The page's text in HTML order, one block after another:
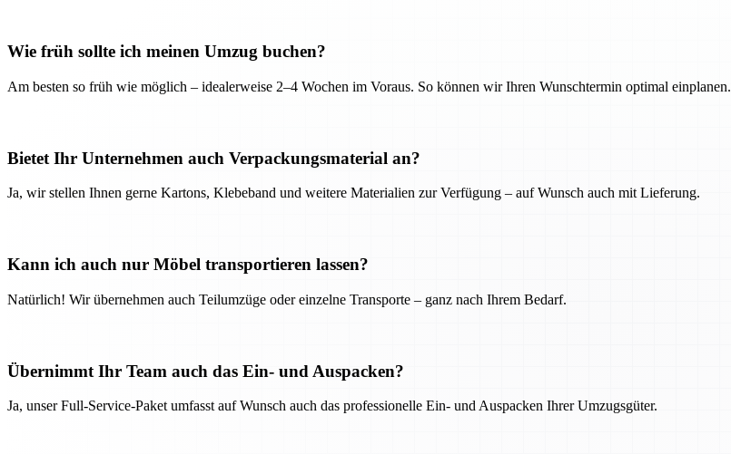
Wie früh sollte ich meinen Umzug buchen?
Am besten so früh wie möglich – idealerweise 2–4 Wochen im Voraus. So können wir Ihren Wunschtermin optimal einplanen.
Bietet Ihr Unternehmen auch Verpackungsmaterial an?
Ja, wir stellen Ihnen gerne Kartons, Klebeband und weitere Materialien zur Verfügung – auf Wunsch auch mit Lieferung.
Kann ich auch nur Möbel transportieren lassen?
Natürlich! Wir übernehmen auch Teilumzüge oder einzelne Transporte – ganz nach Ihrem Bedarf.
Übernimmt Ihr Team auch das Ein- und Auspacken?
Ja, unser Full-Service-Paket umfasst auf Wunsch auch das professionelle Ein- und Auspacken Ihrer Umzugsgüter.